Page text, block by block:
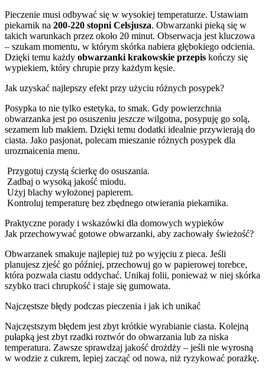
Pieczenie musi odbywać się w wysokiej temperaturze. Ustawiam
piekarnik na 200-220 stopni Celsjusza. Obwarzanki pieką się w
takich warunkach przez około 20 minut. Obserwacja jest kluczowa
– szukam momentu, w którym skórka nabiera głębokiego odcienia.
Dzięki temu każdy obwarzanki krakowskie przepis kończy się
wypiekiem, który chrupie przy każdym kęsie.
Jak uzyskać najlepszy efekt przy użyciu różnych posypek?
Posypka to nie tylko estetyka, to smak. Gdy powierzchnia
obwarzanka jest po osuszeniu jeszcze wilgotna, posypuję go solą,
sezamem lub makiem. Dzięki temu dodatki idealnie przywierają do
ciasta. Jako pasjonat, polecam mieszanie różnych posypek dla
urozmaicenia menu.
Przygotuj czystą ścierkę do osuszania.
Zadbaj o wysoką jakość miodu.
Użyj blachy wyłożonej papierem.
Kontroluj temperaturę bez zbędnego otwierania piekarnika.
Praktyczne porady i wskazówki dla domowych wypieków
Jak przechowywać gotowe obwarzanki, aby zachowały świeżość?
Obwarzanek smakuje najlepiej tuż po wyjęciu z pieca. Jeśli
planujesz zjeść go później, przechowuj go w papierowej torebce,
która pozwala ciastu oddychać. Unikaj folii, ponieważ w niej skórka
szybko traci chrupkość i staje się gumowata.
Najczęstsze błędy podczas pieczenia i jak ich unikać
Najczęstszym błędem jest zbyt krótkie wyrabianie ciasta. Kolejną
pułapką jest zbyt rzadki roztwór do obwarzania lub za niska
temperatura. Zawsze sprawdzaj jakość drożdży – jeśli nie wyrosną
w wodzie z cukrem, lepiej zacząć od nowa, niż ryzykować porażkę.